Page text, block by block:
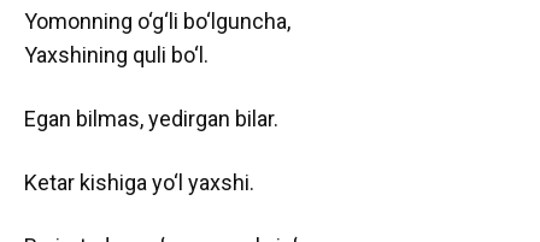
Yomonning o‘g‘li bo‘lguncha,
Yaxshining quli bo‘l.
Egan bilmas, yedirgan bilar.
Ketar kishiga yo‘l yaxshi.